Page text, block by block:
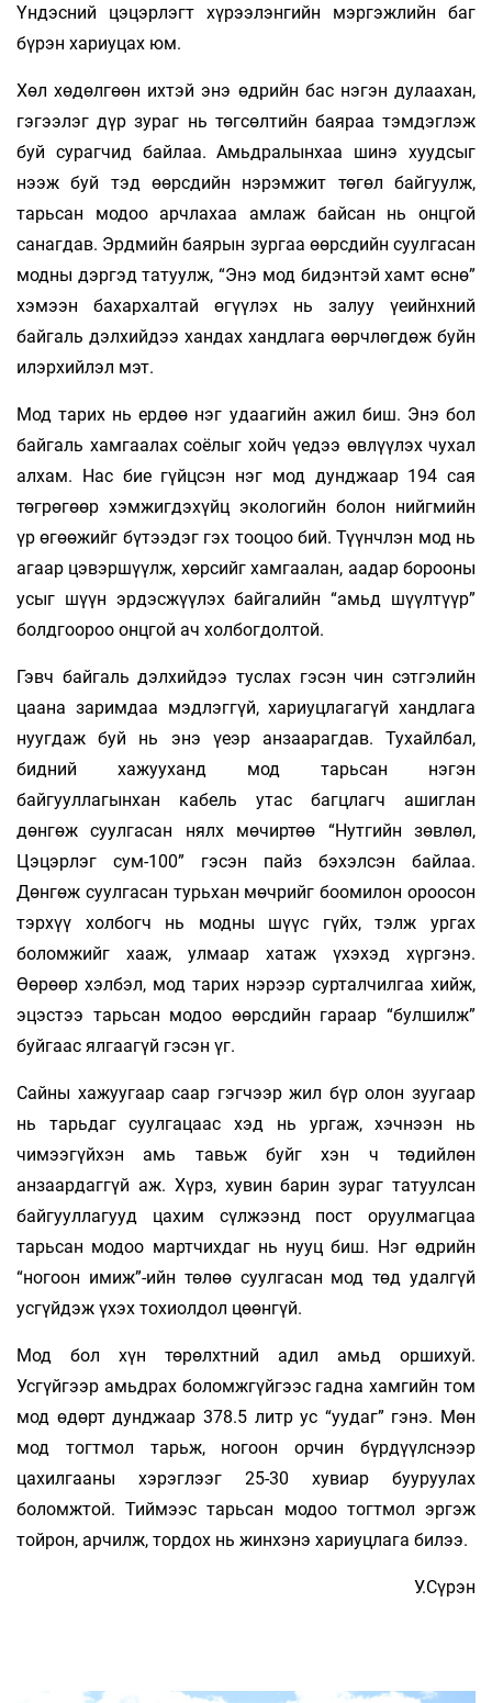
Үндэсний цэцэрлэгт хүрээлэнгийн мэргэжлийн баг
бүрэн хариуцах юм.
Хөл хөдөлгөөн ихтэй энэ өдрийн бас нэгэн дулаахан,
гэгээлэг дүр зураг нь төгсөлтийн баяраа тэмдэглэж
буй сурагчид байлаа. Амьдралынхаа шинэ хуудсыг
нээж буй тэд өөрсдийн нэрэмжит төгөл байгуулж,
тарьсан модоо арчлахаа амлаж байсан нь онцгой
санагдав. Эрдмийн баярын зургаа өөрсдийн суулгасан
модны дэргэд татуулж, “Энэ мод бидэнтэй хамт өснө”
хэмээн бахархалтай өгүүлэх нь залуу үеийнхний
байгаль дэлхийдээ хандах хандлага өөрчлөгдөж буйн
илэрхийлэл мэт.
Мод тарих нь ердөө нэг удаагийн ажил биш. Энэ бол
байгаль хамгаалах соёлыг хойч үедээ өвлүүлэх чухал
алхам. Нас бие гүйцсэн нэг мод дунджаар 194 сая
төгрөгөөр хэмжигдэхүйц экологийн болон нийгмийн
үр өгөөжийг бүтээдэг гэх тооцоо бий. Түүнчлэн мод нь
агаар цэвэршүүлж, хөрсийг хамгаалан, аадар борооны
усыг шүүн эрдэсжүүлэх байгалийн “амьд шүүлтүүр”
болдгоороо онцгой ач холбогдолтой.
Гэвч байгаль дэлхийдээ туслах гэсэн чин сэтгэлийн
цаана заримдаа мэдлэггүй, хариуцлагагүй хандлага
нуугдаж буй нь энэ үеэр анзаарагдав. Тухайлбал,
бидний хажууханд мод тарьсан нэгэн
байгууллагынхан кабель утас багцлагч ашиглан
дөнгөж суулгасан нялх мөчиртөө “Нутгийн зөвлөл,
Цэцэрлэг сум-100” гэсэн пайз бэхэлсэн байлаа.
Дөнгөж суулгасан турьхан мөчрийг боомилон ороосон
тэрхүү холбогч нь модны шүүс гүйх, тэлж ургах
боломжийг хааж, улмаар хатаж үхэхэд хүргэнэ.
Өөрөөр хэлбэл, мод тарих нэрээр сурталчилгаа хийж,
эцэстээ тарьсан модоо өөрсдийн гараар “булшилж”
буйгаас ялгаагүй гэсэн үг.
Сайны хажуугаар саар гэгчээр жил бүр олон зуугаар
нь тарьдаг суулгацаас хэд нь ургаж, хэчнээн нь
чимээгүйхэн амь тавьж буйг хэн ч төдийлөн
анзаардаггүй аж. Хүрз, хувин барин зураг татуулсан
байгууллагууд цахим сүлжээнд пост оруулмагцаа
тарьсан модоо мартчихдаг нь нууц биш. Нэг өдрийн
“ногоон имиж”-ийн төлөө суулгасан мод төд удалгүй
усгүйдэж үхэх тохиолдол цөөнгүй.
Мод бол хүн төрөлхтний адил амьд оршихуй.
Усгүйгээр амьдрах боломжгүйгээс гадна хамгийн том
мод өдөрт дунджаар 378.5 литр ус “уудаг” гэнэ. Мөн
мод тогтмол тарьж, ногоон орчин бүрдүүлснээр
цахилгааны хэрэглээг 25-30 хувиар бууруулах
боломжтой. Тиймээс тарьсан модоо тогтмол эргэж
тойрон, арчилж, тордох нь жинхэнэ хариуцлага билээ.
У.Сүрэн